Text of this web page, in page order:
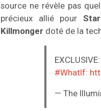
source ne révèle pas
précieux allié pour
Killmonger doté de la
#WhatIf:
— The